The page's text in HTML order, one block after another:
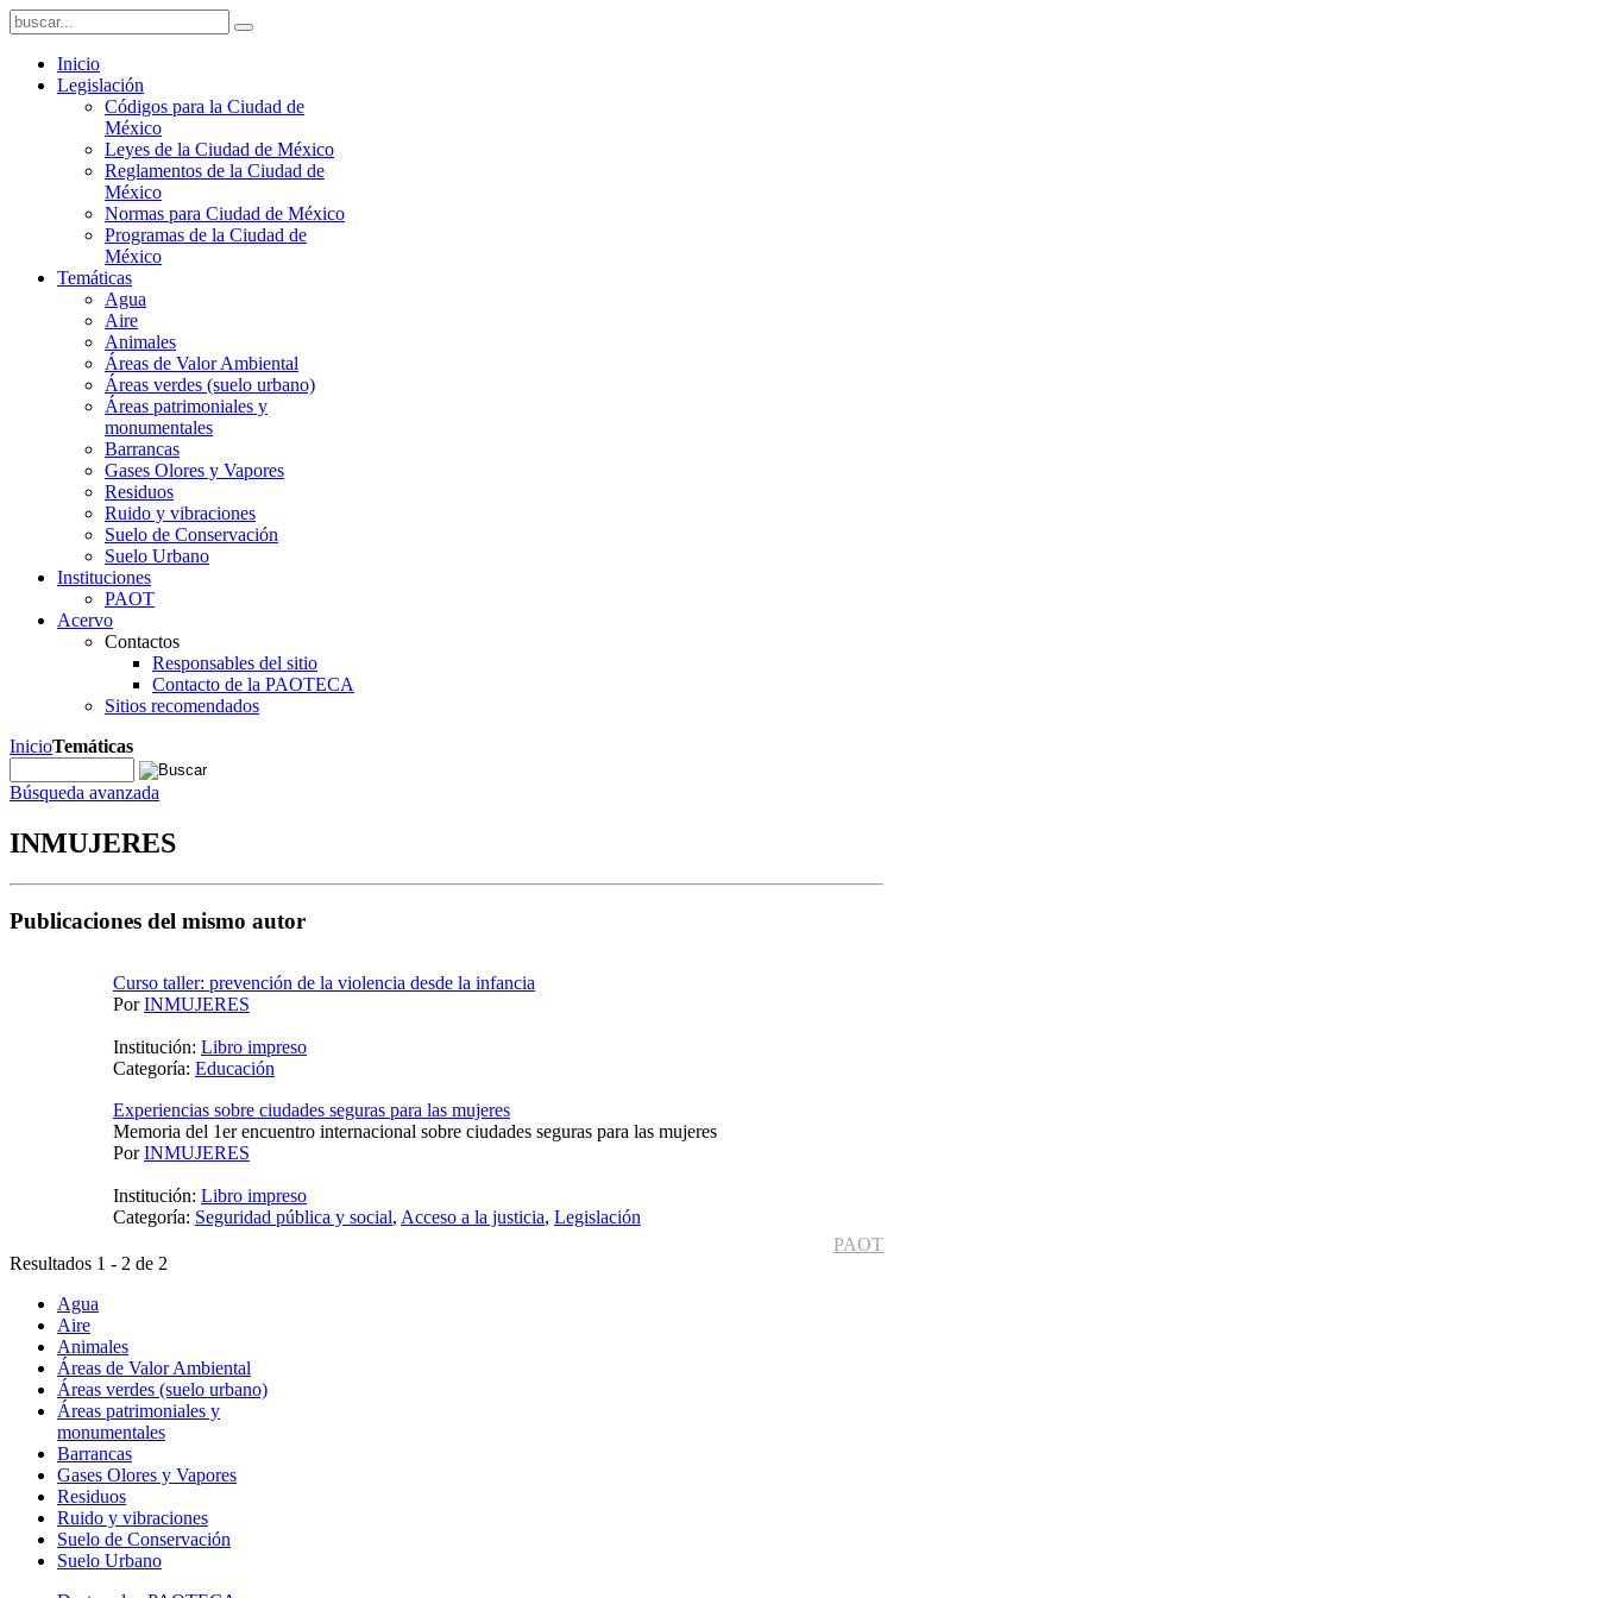
Inicio
Legislación
Códigos para la Ciudad de
México
Leyes de la Ciudad de México
Reglamentos de la Ciudad de
México
Normas para Ciudad de México
Programas de la Ciudad de
México
Temáticas
Agua
Aire
Animales
Áreas de Valor Ambiental
Áreas verdes (suelo urbano)
Áreas patrimoniales y
monumentales
Barrancas
Gases Olores y Vapores
Residuos
Ruido y vibraciones
Suelo de Conservación
Suelo Urbano
Instituciones
PAOT
Acervo
Contactos
Responsables del sitio
Contacto de la PAOTECA
Sitios recomendados
InicioTemáticas
Búsqueda avanzada
INMUJERES
Publicaciones del mismo autor
Curso taller: prevención de la violencia desde la infancia
PorINMUJERES
Institución: Libro impreso
Categoría: Educación
Experiencias sobre ciudades seguras para las mujeres
Memoria del 1er encuentro internacional sobre ciudades seguras para las mujeres
PorINMUJERES
Institución: Libro impreso
Categoría: Seguridad pública y social, Acceso a la justicia, Legislación
PAOT
Resultados 1 - 2 de 2
Agua
Aire
Animales
Áreas de Valor Ambiental
Áreas verdes (suelo urbano)
Áreas patrimoniales y
monumentales
Barrancas
Gases Olores y Vapores
Residuos
Ruido y vibraciones
Suelo de Conservación
Suelo Urbano